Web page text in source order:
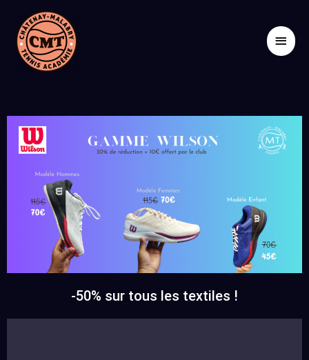
contenu
-50% sur tous les textiles !